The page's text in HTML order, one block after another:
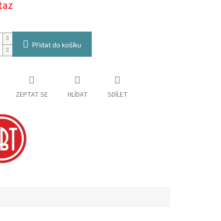
Přidat do košíku
ZEPTAT SE HLÍDAT SDÍLET